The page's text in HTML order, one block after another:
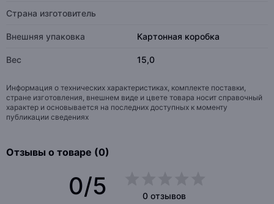
Страна изготовитель
Внешняя упаковка Картонная коробка
Вес 15,0
Информация о технических характеристиках, комплекте поставки,
стране изготовления, внешнем виде и цвете товара носит справочный
характер и основывается на последних доступных к моменту
публикации сведениях
Отзывы о товаре (0)
0/5
0 отзывов